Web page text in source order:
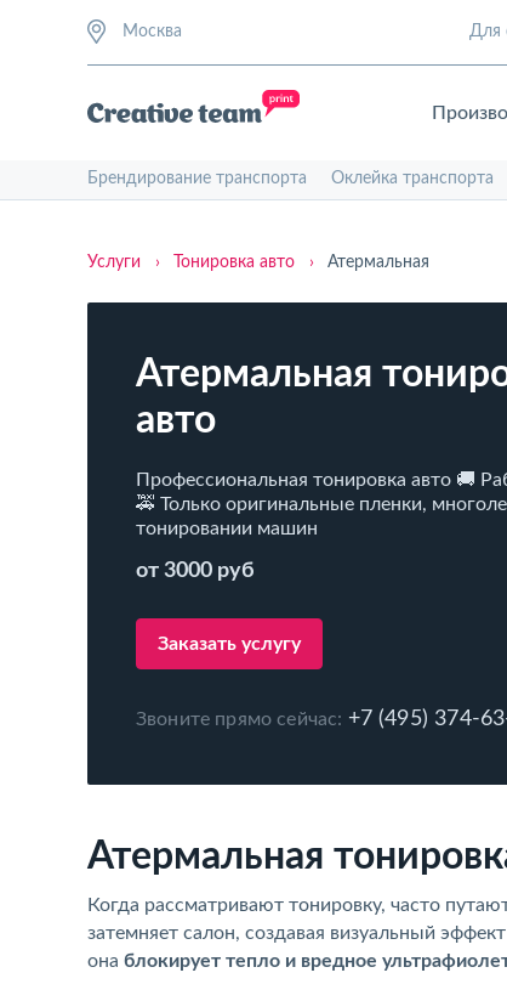
Москва Для
Брендирование транспорта Оклейка транспорта
Услуги › Тонировка авто › Атермальная
Атермальная
авто
Профессиональная тонировка авто 🚚
🚕 Только оригинальные пленки,
тонировании машин
от 3000 руб
Заказать услугу
Звоните прямо сейчас: +7 (495) 374-
Атермальная
Когда рассматривают тонировку, часто
затемняет салон, создавая визуальный
она блокирует тепло и вредное